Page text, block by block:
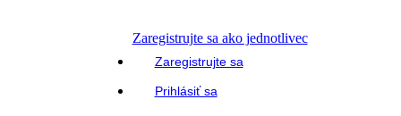
Zaregistrujte sa ako jednotlivec
Zaregistrujte sa
Prihlásiť sa